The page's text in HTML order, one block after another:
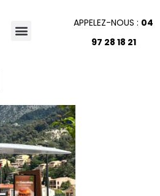
APPELEZ-NOUS : 04
97 28 18 21